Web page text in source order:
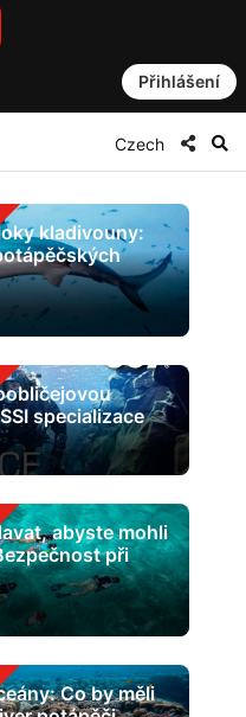
Přihlášení
Czech
kladivouny:
specializace
abyste mohli
při
Co by měli